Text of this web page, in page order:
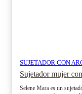
SUJETADOR CON
Sujetador mujer
Selene Mara es un